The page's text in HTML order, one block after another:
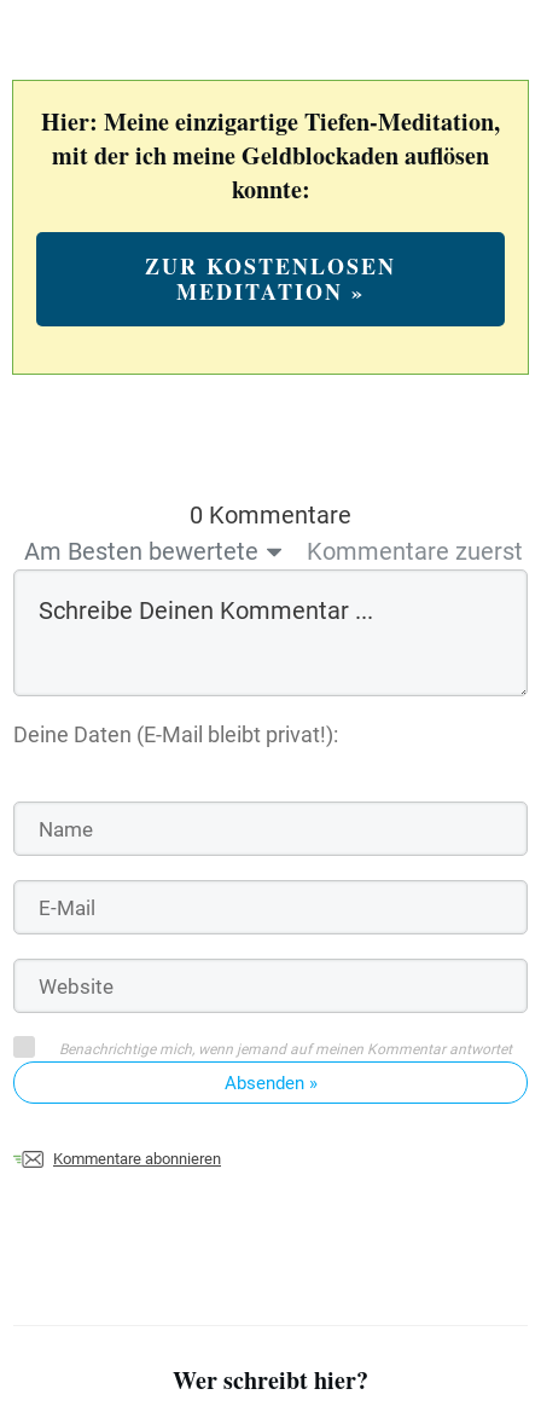
Hier: Meine einzigartige Tiefen-Meditation,
mit der ich meine Geldblockaden auflösen
konnte:
ZUR KOSTENLOSEN
MEDITATION »
0 Kommentare
Am Besten bewertete
Kommentare zuerst
Deine Daten (E-Mail bleibt privat!):
Benachrichtige mich, wenn jemand auf meinen Kommentar antwortet
Absenden »
Kommentare abonnieren
Wer schreibt hier?